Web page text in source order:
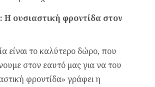
ουσιαστική φροντίδα στον
είναι το καλύτερο δώρο, που
στον εαυτό μας για να του
φροντίδα» γράφει η